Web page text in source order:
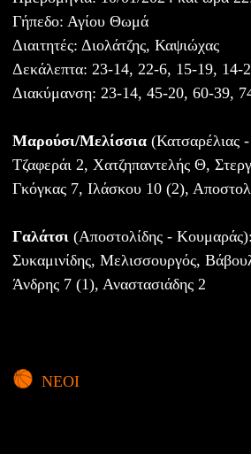
Γήπεδο: Αγίου Θωμά
Διαιτητές: Διολάτζης, Καψιώχας
Δεκάλεπτα: 23-14, 22-6, 15-19, 14-
Διακύμανση: 23-14, 45-20, 60-39,
Μαρούσι/Μελίσσια (Κατσαρέλιας
Τζαφεράι 2, Χατζηπαντελής Θ,
Γκόγκας 7, Ιλάσκου 10 (2),
Γαλάτσι (Αποστολίδης -
Συκαμινίδης, Μελισσουργός,
Άνδρης 7 (1), Αναστασιάδης 2
ΝΕΟΙ